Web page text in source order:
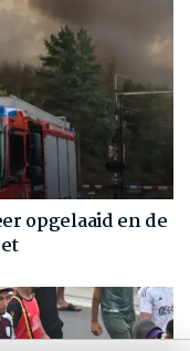
opgelaaid en de